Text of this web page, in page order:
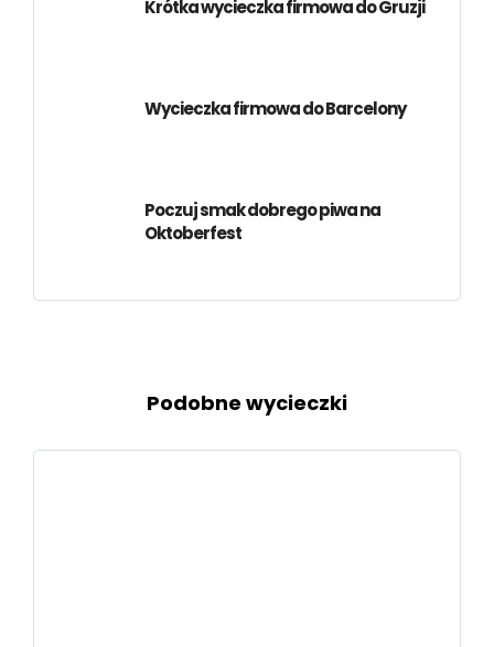
Krótka wycieczka firmowa do Gruzji
Wycieczka firmowa do Barcelony
Poczuj smak dobrego piwa na
Oktoberfest
Podobne wycieczki